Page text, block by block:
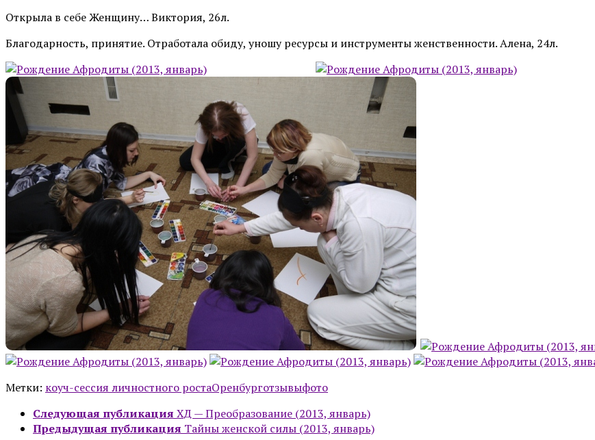
Открыла в себе Женщину… Виктория, 26л.
Благодарность, принятие. Отработала обиду, уношу ресурсы и инструменты женственности. Алена, 24л.
Метки: коуч-сессия личностного ростаОренбурготзывыфото
Следующая публикация ХД — Преобразование (2013, январь)
Предыдущая публикация Тайны женской силы (2013, январь)